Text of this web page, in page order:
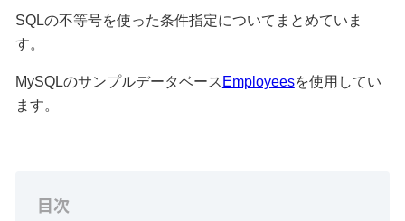
SQLの不等号を使った条件指定についてまとめていま
す。
MySQLのサンプルデータベース Employeesを使用してい
ます。
目次